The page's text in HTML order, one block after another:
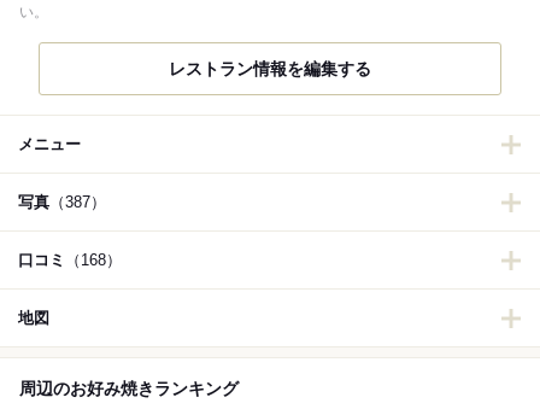
い。
レストラン情報を編集する
メニュー
写真 （387）
口コミ （168）
地図
周辺のお好み焼きランキング